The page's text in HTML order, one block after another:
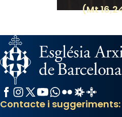
(Mt
Facebook
Instagram
X / Twitter
YouTube
WhatsApp
FlickrRadio Estel
Contacte i suggeriments: